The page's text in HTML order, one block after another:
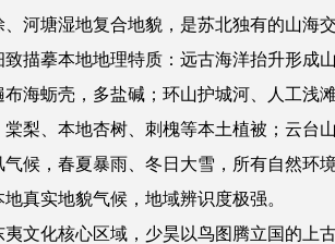
河塘湿地复合地貌，是苏北独有的山海
致描摹本地地理特质：远古海洋抬升形成
布海蛎壳，多盐碱；环山护城河、人工浅
梨、本地杏树、刺槐等本土植被；云台
气候，春夏暴雨、冬日大雪，所有自然环
真实地貌气候，地域辨识度极强。
夷文化核心区域，少昊以鸟图腾立国的上